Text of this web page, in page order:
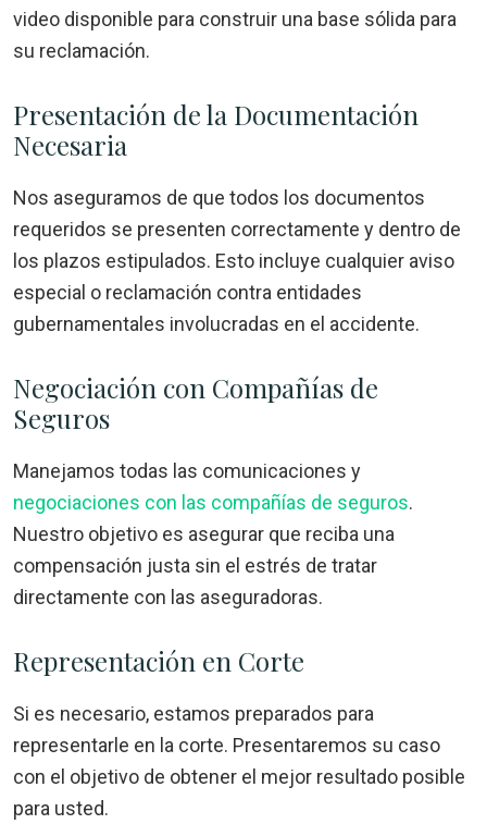
video disponible para construir una base sólida para
su reclamación.
Presentación de la Documentación
Necesaria
Nos aseguramos de que todos los documentos
requeridos se presenten correctamente y dentro de
los plazos estipulados. Esto incluye cualquier aviso
especial o reclamación contra entidades
gubernamentales involucradas en el accidente.
Negociación con Compañías de
Seguros
Manejamos todas las comunicaciones y
negociaciones con las compañías de seguros.
Nuestro objetivo es asegurar que reciba una
compensación justa sin el estrés de tratar
directamente con las aseguradoras.
Representación en Corte
Si es necesario, estamos preparados para
representarle en la corte. Presentaremos su caso
con el objetivo de obtener el mejor resultado posible
para usted.